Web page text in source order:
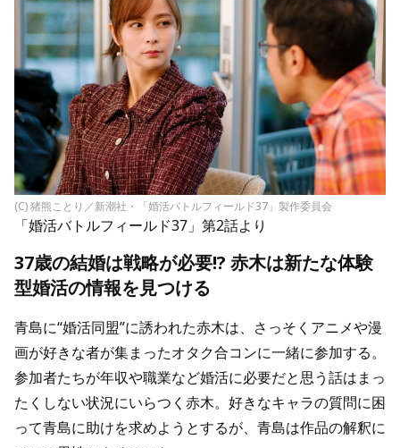
(C) 猪熊ことり／新潮社・「婚活バトルフィールド37」製作委員会
「婚活バトルフィールド37」第2話より
37歳の結婚は戦略が必要!? 赤木は新たな体験
型婚活の情報を見つける
青島に“婚活同盟”に誘われた赤木は、さっそくアニメや漫
画が好きな者が集まったオタク合コンに一緒に参加する。
参加者たちが年収や職業など婚活に必要だと思う話はまっ
たくしない状況にいらつく赤木。好きなキャラの質問に困
って青島に助けを求めようとするが、青島は作品の解釈に